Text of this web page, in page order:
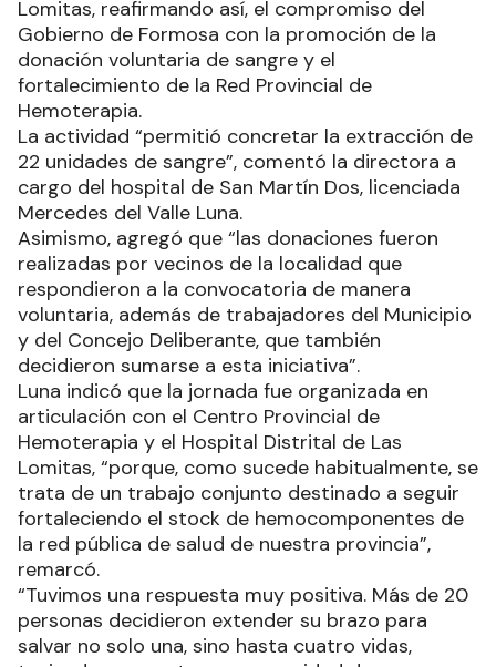
Lomitas, reafirmando así, el compromiso del
Gobierno de Formosa con la promoción de la
donación voluntaria de sangre y el
fortalecimiento de la Red Provincial de
Hemoterapia.
La actividad “permitió concretar la extracción de
22 unidades de sangre”, comentó la directora a
cargo del hospital de San Martín Dos, licenciada
Mercedes del Valle Luna.
Asimismo, agregó que “las donaciones fueron
realizadas por vecinos de la localidad que
respondieron a la convocatoria de manera
voluntaria, además de trabajadores del Municipio
y del Concejo Deliberante, que también
decidieron sumarse a esta iniciativa”.
Luna indicó que la jornada fue organizada en
articulación con el Centro Provincial de
Hemoterapia y el Hospital Distrital de Las
Lomitas, “porque, como sucede habitualmente, se
trata de un trabajo conjunto destinado a seguir
fortaleciendo el stock de hemocomponentes de
la red pública de salud de nuestra provincia”,
remarcó.
“Tuvimos una respuesta muy positiva. Más de 20
personas decidieron extender su brazo para
salvar no solo una, sino hasta cuatro vidas,